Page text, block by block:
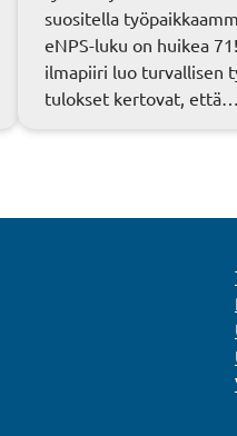
suositella
eNPS-luku on huikea
ilmapiiri luo turvallisen
tulokset kertovat, että…